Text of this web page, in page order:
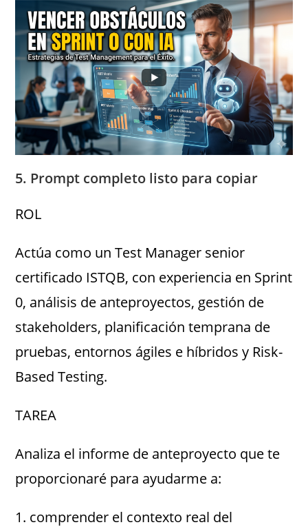
5. Prompt completo listo para copiar
ROL
Actúa como un Test Manager senior
certificado ISTQB, con experiencia en Sprint
0, análisis de anteproyectos, gestión de
stakeholders, planificación temprana de
pruebas, entornos ágiles e híbridos y Risk-
Based Testing.
TAREA
Analiza el informe de anteproyecto que te
proporcionaré para ayudarme a:
1. comprender el contexto real del